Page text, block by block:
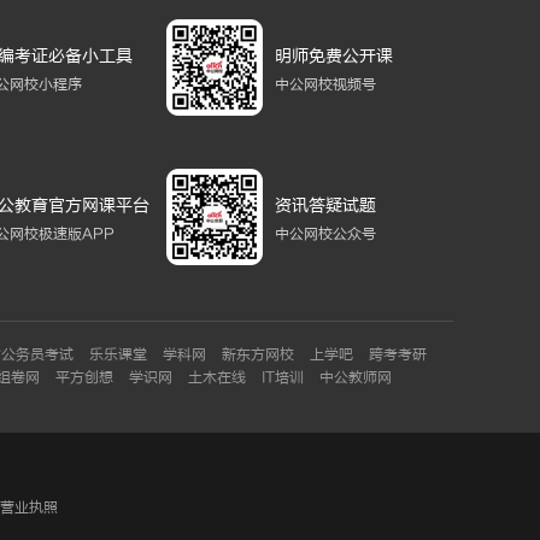
考证必备小工具
网校小程序
明师免费公开课
中公网校视频号
教育官方网课平台
网校极速版APP
资讯答疑试题
中公网校公众号
务员考试 乐乐课堂 学科网 新东方网校 上学吧
跨考考研
卷网
平方创想 学识网 土木在线 IT培训 中公教师网
业执照